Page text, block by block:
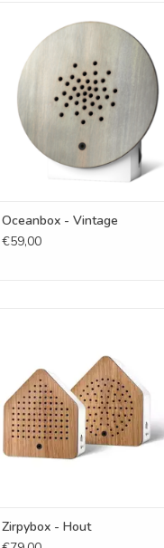
TOEVOEGEN AAN WINKELWAGEN
Oceanbox - Vintage
€59,00
Zirpybox - Hout